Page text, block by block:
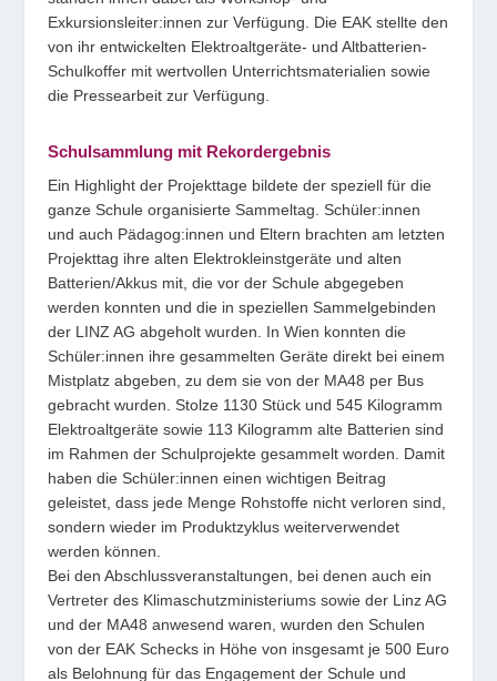
Exkursionsleiter:innen zur Verfügung. Die EAK stellte den
von ihr entwickelten Elektroaltgeräte- und Altbatterien-
Schulkoffer mit wertvollen Unterrichtsmaterialien sowie
die Pressearbeit zur Verfügung.
Schulsammlung mit Rekordergebnis
Ein Highlight der Projekttage bildete der speziell für die
ganze Schule organisierte Sammeltag. Schüler:innen
und auch Pädagog:innen und Eltern brachten am letzten
Projekttag ihre alten Elektrokleinstgeräte und alten
Batterien/Akkus mit, die vor der Schule abgegeben
werden konnten und die in speziellen Sammelgebinden
der LINZ AG abgeholt wurden. In Wien konnten die
Schüler:innen ihre gesammelten Geräte direkt bei einem
Mistplatz abgeben, zu dem sie von der MA48 per Bus
gebracht wurden. Stolze 1130 Stück und 545 Kilogramm
Elektroaltgeräte sowie 113 Kilogramm alte Batterien sind
im Rahmen der Schulprojekte gesammelt worden. Damit
haben die Schüler:innen einen wichtigen Beitrag
geleistet, dass jede Menge Rohstoffe nicht verloren sind,
sondern wieder im Produktzyklus weiterverwendet
werden können.
Bei den Abschlussveranstaltungen, bei denen auch ein
Vertreter des Klimaschutzministeriums sowie der Linz AG
und der MA48 anwesend waren, wurden den Schulen
von der EAK Schecks in Höhe von insgesamt je 500 Euro
als Belohnung für das Engagement der Schule und